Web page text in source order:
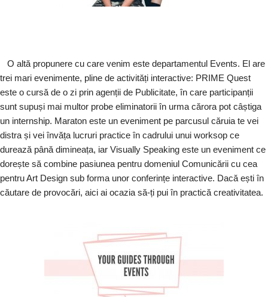
O altă propunere cu care venim este departamentul Events. El are
trei mari evenimente, pline de activități interactive: PRIME Quest
este o cursă de o zi prin agenții de Publicitate, în care participanții
sunt supuși mai multor probe eliminatorii în urma cărora pot câștiga
un internship. Maraton este un eveniment pe parcusul căruia te vei
distra și vei învăța lucruri practice în cadrului unui worksop ce
durează până dimineața, iar Visually Speaking este un eveniment ce
dorește să combine pasiunea pentru domeniul Comunicării cu cea
pentru Art Design sub forma unor conferințe interactive. Dacă ești în
căutare de provocări, aici ai ocazia să-ți pui în practică creativitatea.